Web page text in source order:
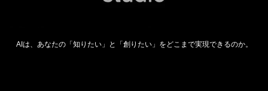
AIは、あなたの「知りたい」と「創りたい」をどこまで実現できるのか。